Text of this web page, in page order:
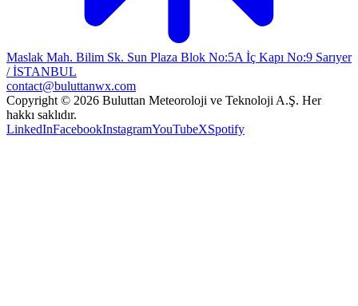
Maslak Mah. Bilim Sk. Sun Plaza Blok No:5A İç Kapı No:9 Sarıyer
/ İSTANBUL
contact@buluttanwx.com
Copyright © 2026 Buluttan Meteoroloji ve Teknoloji A.Ş. Her
hakkı saklıdır.
LinkedInFacebookInstagramYouTubeXSpotify